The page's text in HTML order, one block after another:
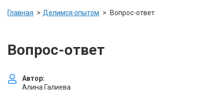
Главная Делимся опытом Вопрос-ответ
Вопрос-ответ
Автор:
Алина Галиева